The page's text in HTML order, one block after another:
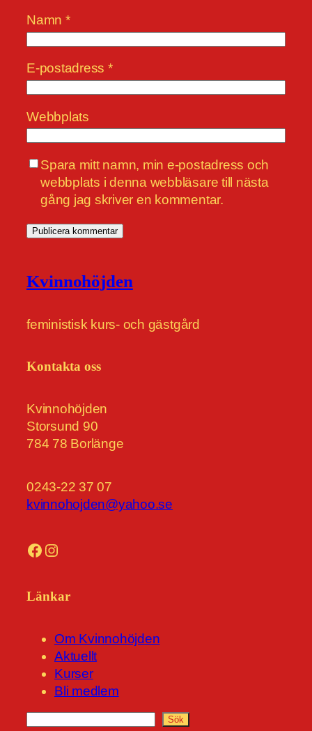
Namn *
E-postadress *
Webbplats
Spara mitt namn, min e-postadress och
webbplats i denna webbläsare till nästa
gång jag skriver en kommentar.
Kvinnohöjden
feministisk kurs- och gästgård
Kontakta oss
Kvinnohöjden
Storsund 90
784 78 Borlänge
0243-22 37 07
kvinnohojden@yahoo.se
Facebook Instagram
Länkar
Om Kvinnohöjden
Aktuellt
Kurser
Bli medlem
Sök